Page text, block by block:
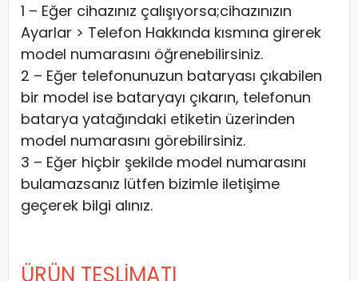
1 – Eğer cihazınız çalışıyorsa;cihazınızın
Ayarlar > Telefon Hakkında kısmına girerek
model numarasını öğrenebilirsiniz.
2 – Eğer telefonunuzun bataryası çıkabilen
bir model ise bataryayı çıkarın, telefonun
batarya yatağındaki etiketin üzerinden
model numarasını görebilirsiniz.
3 – Eğer hiçbir şekilde model numarasını
bulamazsanız lütfen bizimle iletişime
geçerek bilgi alınız.
ÜRÜN TESLİMATI